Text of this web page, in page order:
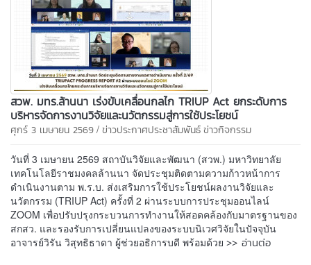
สวพ. มทร.ล้านนา เร่งขับเคลื่อนกลไก TRIUP Act ยกระดับการ
บริหารจัดการงานวิจัยและนวัตกรรมสู่การใช้ประโยชน์
ศุกร์ 3 เมษายน 2569 / ข่าวประกาศประชาสัมพันธ์ข่าวกิจกรรม
วันที่ 3 เมษายน 2569 สถาบันวิจัยและพัฒนา (สวพ.) มหาวิทยาลัย
เทคโนโลยีราชมงคลล้านนา จัดประชุมติดตามความก้าวหน้าการ
ดำเนินงานตาม พ.ร.บ. ส่งเสริมการใช้ประโยชน์ผลงานวิจัยและ
นวัตกรรม (TRIUP Act) ครั้งที่ 2 ผ่านระบบการประชุมออนไลน์
ZOOM เพื่อปรับปรุงกระบวนการทำงานให้สอดคล้องกับมาตรฐานของ
สกสว. และรองรับการเปลี่ยนแปลงของระบบนิเวศวิจัยในปัจจุบัน
อาจารย์วิรัน วิสุทธิธาดา ผู้ช่วยอธิการบดี พร้อมด้วย >> อ่านต่อ